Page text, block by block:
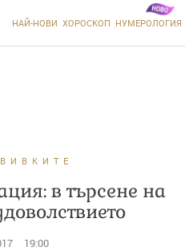
НАЙ-НОВИ ХОРОСКОП НУМЕРОЛОГИЯ
в търсене на
19:00